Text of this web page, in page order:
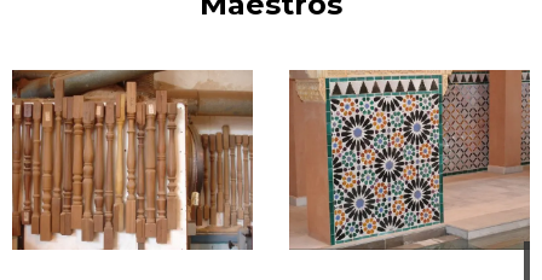
trabajos de restauración de vidrieras tanto en hoteles
como en diversas iglesias, o la elaboración de vitrales y
lucernarios para clientes particulares y restaurantes
de renombre como el Silbo Gomero o el Sorgin Gorri
en Tenerife.